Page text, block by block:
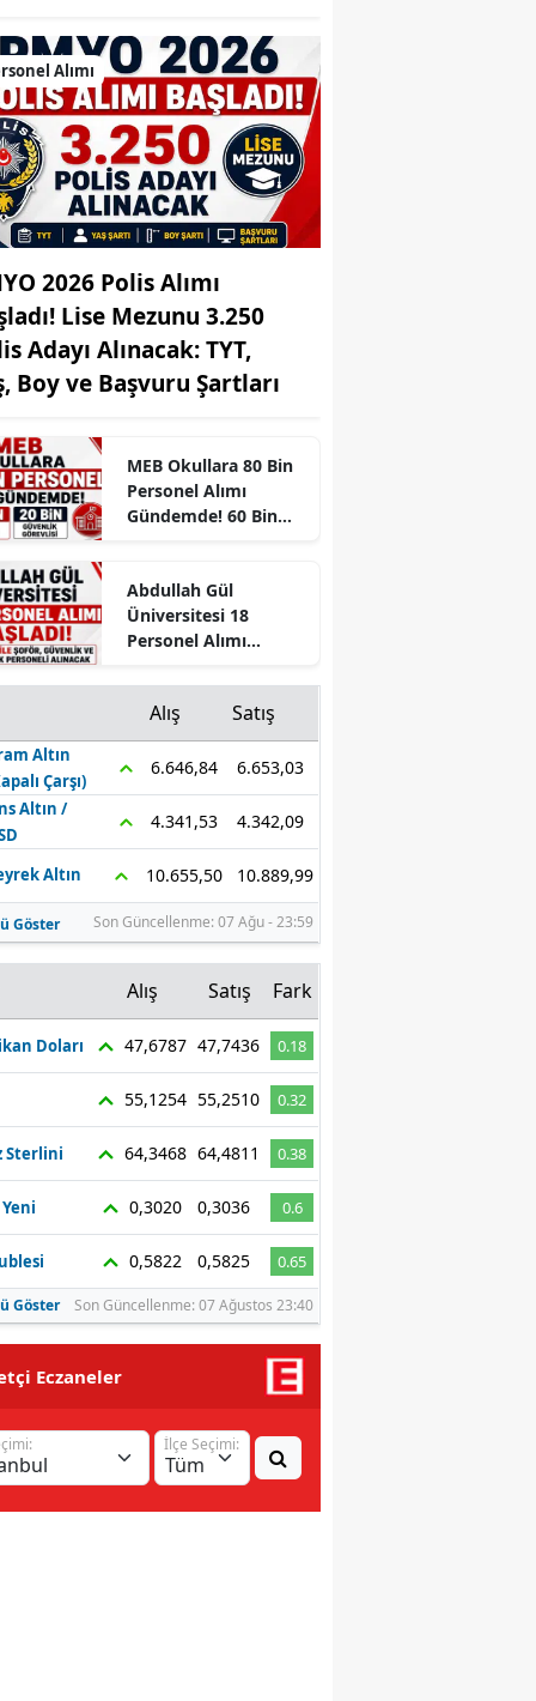
Diyarbakır
Edirne
Elazığ
Erzincan
Eskişehir
Gaziantep
Gümüşhane
Hakkari
Isparta
İstanbul
İzmir
Kastamonu
Kayseri
Kırşehir
Kocaeli
Konya
Kütahya
Malatya
Manisa
Kahramanmaraş
Mardin
Muş
Alımı
2026 Polis Alımı
Lise Mezunu 3.250
Adayı Alınacak: TYT,
Boy ve Başvuru Şartları
MEB Okullara 80 Bin
Personel Alımı
Gündemde! 60 Bin
Beklentisi
Abdullah Gül
Üniversitesi 18
Personel Alımı
Şoför, Güvenlik ve
Temizlik Personeli
Alınacak
Alış Satış
Altın
Çarşı)
6.646,84 6.653,03
Altın /
4.341,53 4.342,09
Altın 10.655,50 10.889,99
Göster Son Güncellenme: 07 Ağu - 23:59
Alış Satış Fark
Doları 47,6787 47,7436 0.18
55,1254 55,2510 0.32
Sterlini 64,3468 64,4811 0.38
0,3020 0,3036 0.6
0,5822 0,5825 0.65
Göster Son Güncellenme: 07 Ağustos 23:40
Eczaneler
İlçe Seçimi: